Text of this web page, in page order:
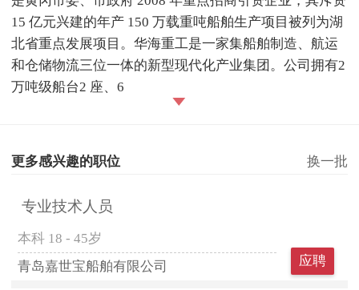
15 亿元兴建的年产 150 万载重吨船舶生产项目被列为湖
北省重点发展项目。华海重工是一家集船舶制造、航运
和仓储物流三位一体的新型现代化产业集团。公司拥有2
万吨级船台2 座、6
更多感兴趣的职位 换一批
专业技术人员
本科 18 - 45岁
青岛嘉世宝船舶有限公司
应聘